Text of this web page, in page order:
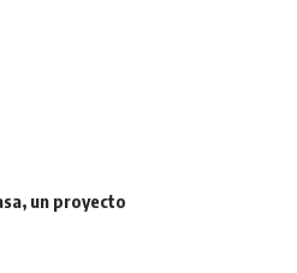
un proyecto